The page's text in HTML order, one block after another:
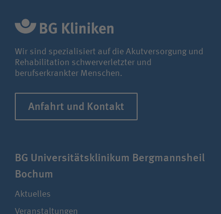
Wir sind spezialisiert auf die Akutversorgung und
Rehabilitation schwerverletzter und
berufserkrankter Menschen.
Anfahrt und Kontakt
BG Uni­ver­si­täts­klinikum Berg­manns­heil
Bochum
Aktuelles
Veranstaltungen